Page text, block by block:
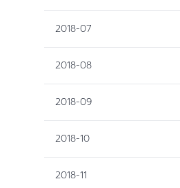
2018-07
2018-08
2018-09
2018-10
2018-11